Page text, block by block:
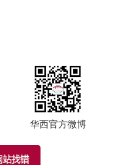
华西官方微博